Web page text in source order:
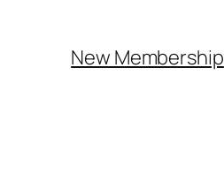
New Membership